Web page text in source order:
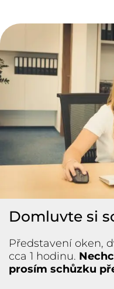
Domluvte si
Představení oken,
cca 1 hodinu.
prosím schůzku